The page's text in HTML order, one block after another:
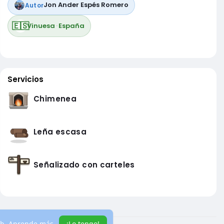
AutorJon Ander Espés Romero
🇪🇸Vinuesa ·España
Servicios
Chimenea
Leña escasa
Señalizado con carteles